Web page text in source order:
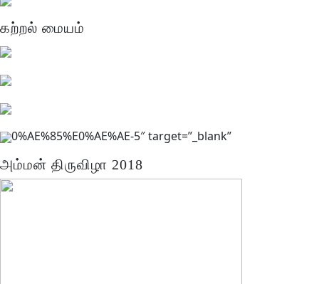
கற்றல் மையம்
0%AE%85%E0%AE%AE-5″ target=”_blank”
அம்மன் திருவிழா 2018